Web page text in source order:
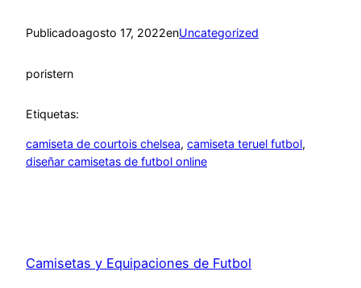
Publicadoagosto 17, 2022enUncategorized
poristern
Etiquetas:
camiseta de courtois chelsea, camiseta teruel futbol
diseñar camisetas de futbol online
Camisetas y Equipaciones de Futbol